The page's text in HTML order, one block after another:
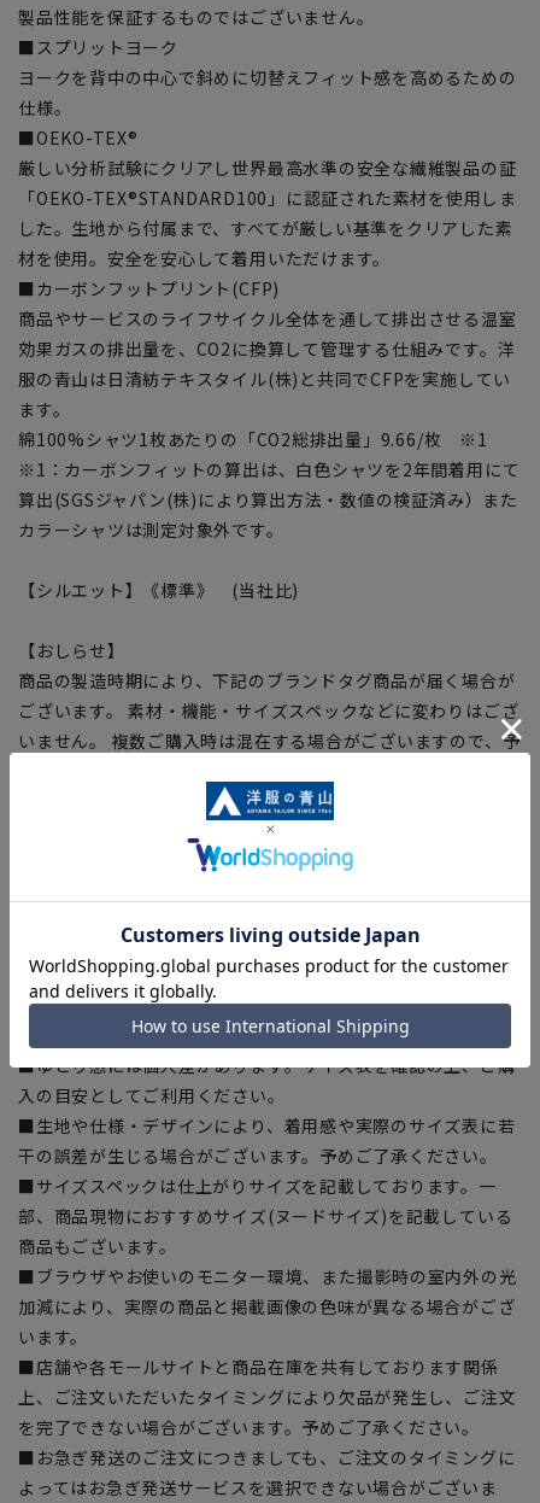
製品性能を保証するものではございません。
■スプリットヨーク
ヨークを背中の中心で斜めに切替えフィット感を高めるための
仕様。
■OEKO-TEX®
厳しい分析試験にクリアし世界最高水準の安全な繊維製品の証
「OEKO-TEX®STANDARD100」に認証された素材を使用しま
した。生地から付属まで、すべてが厳しい基準をクリアした素
材を使用。安全を安心して着用いただけます。
■カーボンフットプリント(CFP)
商品やサービスのライフサイクル全体を通して排出させる温室
効果ガスの排出量を、CO2に換算して管理する仕組みです。洋
服の青山は日清紡テキスタイル(株)と共同でCFPを実施してい
ます。
綿100%シャツ1枚あたりの「CO2総排出量」9.66/枚 ※1
※1：カーボンフィットの算出は、白色シャツを2年間着用にて
算出(SGSジャパン(株)により算出方法・数値の検証済み）また
カラーシャツは測定対象外です。
【シルエット】《標準》 (当社比)
【おしらせ】
商品の製造時期により、下記のブランドタグ商品が届く場合が
ございます。 素材・機能・サイズスペックなどに変わりはござ
いません。 複数ご購入時は混在する場合がございますので、予
【商品に関するご注意】
■商品画像はサンプルのため、色味やサイズ等の仕様に変更が
ある場合がございますので、予めご了承ください。
■ゆとり感には個人差があります。サイズ表を確認の上、ご購
入の目安としてご利用ください。
■生地や仕様・デザインにより、着用感や実際のサイズ表に若
干の誤差が生じる場合がございます。予めご了承ください。
■サイズスペックは仕上がりサイズを記載しております。一
部、商品現物におすすめサイズ(ヌードサイズ)を記載している
商品もございます。
■ブラウザやお使いのモニター環境、また撮影時の室内外の光
加減により、実際の商品と掲載画像の色味が異なる場合がござ
います。
■店舗や各モールサイトと商品在庫を共有しております関係
上、ご注文いただいたタイミングにより欠品が発生し、ご注文
を完了できない場合がございます。予めご了承ください。
■お急ぎ発送のご注文につきましても、ご注文のタイミングに
よってはお急ぎ発送サービスを選択できない場合がございま